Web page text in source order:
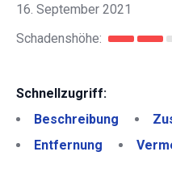
16. September 2021
Schadenshöhe:
Schnellzugriff:
Beschreibung
Entfernung